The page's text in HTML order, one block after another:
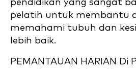
pendidikan yang sangat
pelatih untuk membantu
memahami tubuh dan
lebih baik.
PEMANTAUAN HARIAN Di